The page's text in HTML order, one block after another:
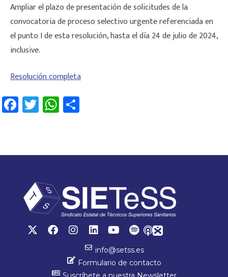
Ampliar el plazo de presentación de solicitudes de la
convocatoria de proceso selectivo urgente referenciada en
el punto I de esta resolución, hasta el día 24 de julio de 2024,
inclusive.
Resolución completa
Fa
ce
o
T
wi
er
W
h
sA
p
p
tir
info@setss.es
Formulario de contacto